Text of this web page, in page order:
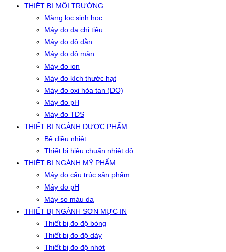
THIẾT BỊ MÔI TRƯỜNG
Màng lọc sinh học
Máy đo đa chỉ tiêu
Máy đo độ dẫn
Máy đo độ mặn
Máy đo ion
Máy đo kích thước hạt
Máy đo oxi hòa tan (DO)
Máy đo pH
Máy đo TDS
THIẾT BỊ NGÀNH DƯỢC PHẨM
Bể điều nhiệt
Thiết bị hiệu chuẩn nhiệt độ
THIẾT BỊ NGÀNH MỸ PHẨM
Máy đo cấu trúc sản phẩm
Máy đo pH
Máy so màu da
THIẾT BỊ NGÀNH SƠN MỰC IN
Thiết bị đo độ bóng
Thiết bị đo độ dày
Thiết bị đo độ nhớt